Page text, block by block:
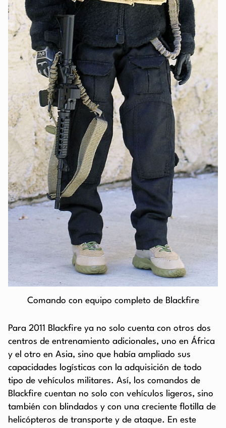
Comando con equipo completo de Blackfire
Para 2011 Blackfire ya no solo cuenta con otros dos
centros de entrenamiento adicionales, uno en África
y el otro en Asia, sino que había ampliado sus
capacidades logísticas con la adquisición de todo
tipo de vehículos militares. Así, los comandos de
Blackfire cuentan no solo con vehículos ligeros, sino
también con blindados y con una creciente flotilla de
helicópteros de transporte y de ataque. En este